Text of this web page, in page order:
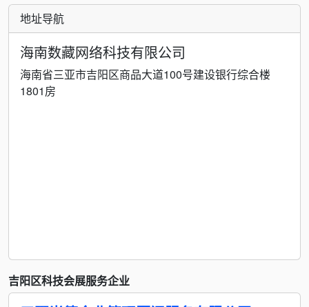
地址导航
海南数藏网络科技有限公司
海南省三亚市吉阳区商品大道100号建设银行综合楼
1801房
吉阳区科技会展服务企业